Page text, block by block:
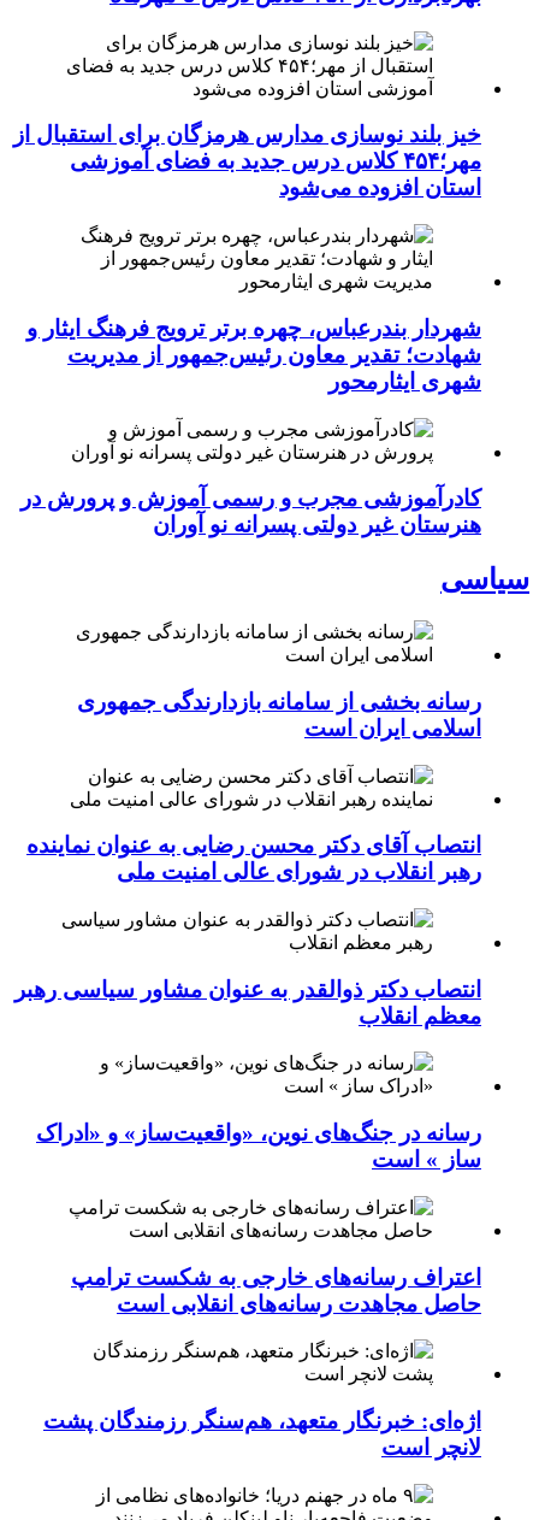
خیز بلند نوسازی مدارس هرمزگان برای استقبال از
مهر؛۴۵۴ کلاس درس جدید به فضای آموزشی
استان افزوده می‌شود
شهردار بندرعباس، چهره برتر ترویج فرهنگ ایثار و
شهادت؛ تقدیر معاون رئیس‌جمهور از مدیریت
شهری ایثارمحور
کادرآموزشی مجرب و رسمی آموزش و پرورش در
هنرستان غیر دولتی پسرانه نو آوران
سیاسی
رسانه بخشی از سامانه بازدارندگی جمهوری
اسلامی ایران است
انتصاب آقای دکتر محسن رضایی به عنوان نماینده
رهبر انقلاب در شورای عالی امنیت ملی
انتصاب دکتر ذوالقدر به عنوان مشاور سیاسی رهبر
معظم انقلاب
رسانه در جنگ‌های نوین، «واقعیت‌ساز» و «ادراک
ساز » است
اعتراف رسانه‌های خارجی به شکست ترامپ
حاصل مجاهدت رسانه‌های انقلابی است
اژه‌ای: خبرنگار متعهد، هم‌سنگر رزمندگان پشت
لانچر است